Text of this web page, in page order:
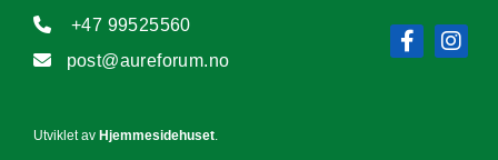
 +47 99525560
 post@aureforum.no
Utviklet av Hjemmesidehuset.